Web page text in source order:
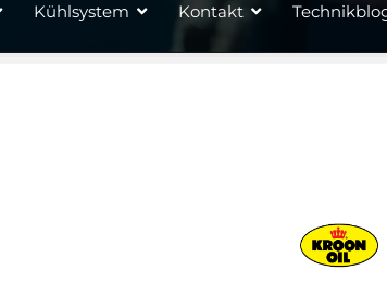
Kühlsystem Kontakt